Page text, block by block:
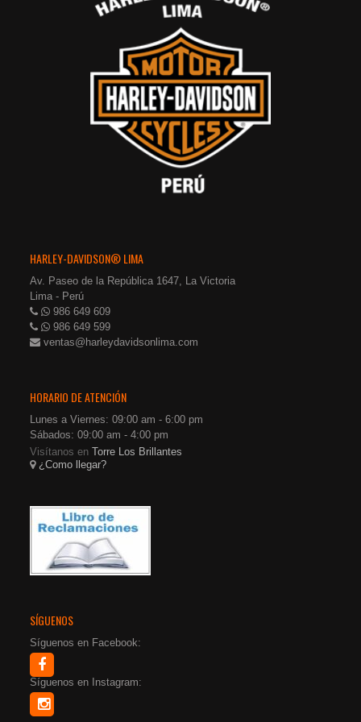
HARLEY-DAVIDSON® LIMA
Av. Paseo de la República 1647, La Victoria
Lima - Perú
986 649 609
986 649 599
ventas@harleydavidsonlima.com
HORARIO DE ATENCIÓN
Lunes a Viernes: 09:00 am - 6:00 pm
Sábados: 09:00 am - 4:00 pm
Visítanos enTorre Los Brillantes
¿Como llegar?
SÍGUENOS
Síguenos en Facebook:
Síguenos en Instagram: